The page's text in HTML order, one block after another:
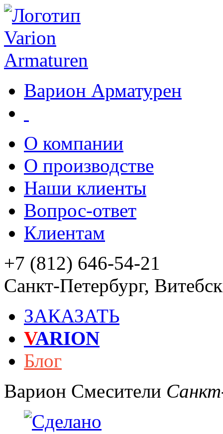
Варион Арматурен
О компании
О производстве
Наши клиенты
Вопрос-ответ
Клиентам
+7 (812) 646-54-21
Санкт-Петербург,
ЗАКАЗАТЬ
VARION
Блог
Варион Смесители